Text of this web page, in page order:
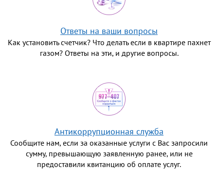
Ответы на ваши вопросы
Как установить счетчик? Что делать если в квартире пахнет
газом? Ответы на эти, и другие вопросы.
Антикоррупционная служба
Сообщите нам, если за оказанные услуги с Вас запросили
сумму, превышающую заявленную ранее, или не
предоставили квитанцию об оплате услуг.